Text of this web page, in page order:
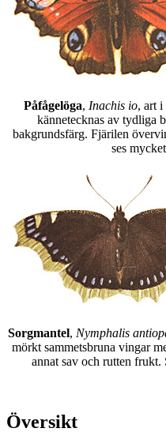
Påfågelöga, Inachis io, art i
kännetecknas av tydliga
bakgrundsfärg. Fjärilen
ses
Sorgmantel, Nymphalis
mörkt sammetsbruna vingar
annat sav och rutten
Översikt